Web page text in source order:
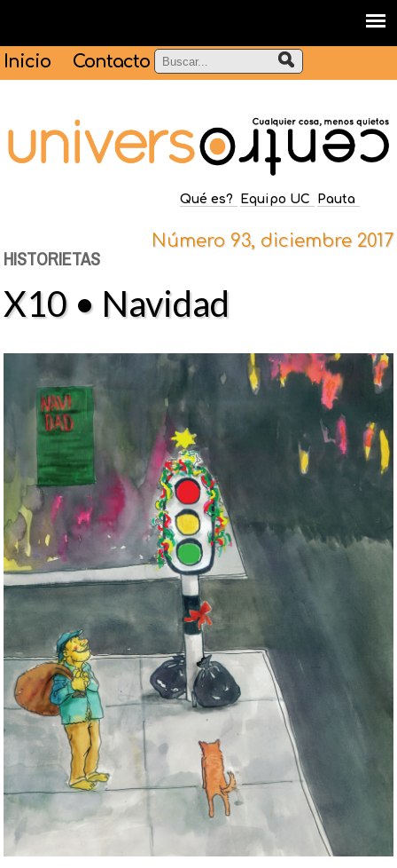
Inicio Contacto
Qué es? Equipo UC Pauta
Número 93, diciembre 2017
HISTORIETAS
X10 • Navidad